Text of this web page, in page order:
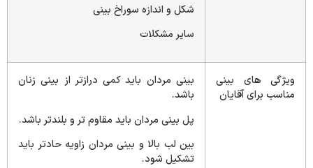
شکل و اندازه سوراخ بینی
سایر مشکلات
ویژگی های بینی
مناسب برای آقایان
بینی مردان باید کمی درازتر از بینی زنان
باشد.
پل بینی مردان باید مقاوم تر و بلندتر باشد.
بین لب بالا و بینی مردان زاویه حادتر باید
تشکیل شود.